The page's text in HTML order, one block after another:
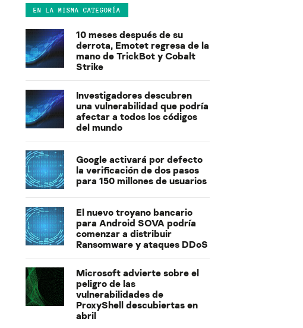
EN LA MISMA CATEGORÍA
10 meses después de su
derrota, Emotet regresa de la
mano de TrickBot y Cobalt
Strike
Investigadores descubren
una vulnerabilidad que podría
afectar a todos los códigos
del mundo
Google activará por defecto
la verificación de dos pasos
para 150 millones de usuarios
El nuevo troyano bancario
para Android SOVA podría
comenzar a distribuir
Ransomware y ataques DDoS
Microsoft advierte sobre el
peligro de las
vulnerabilidades de
ProxyShell descubiertas en
abril